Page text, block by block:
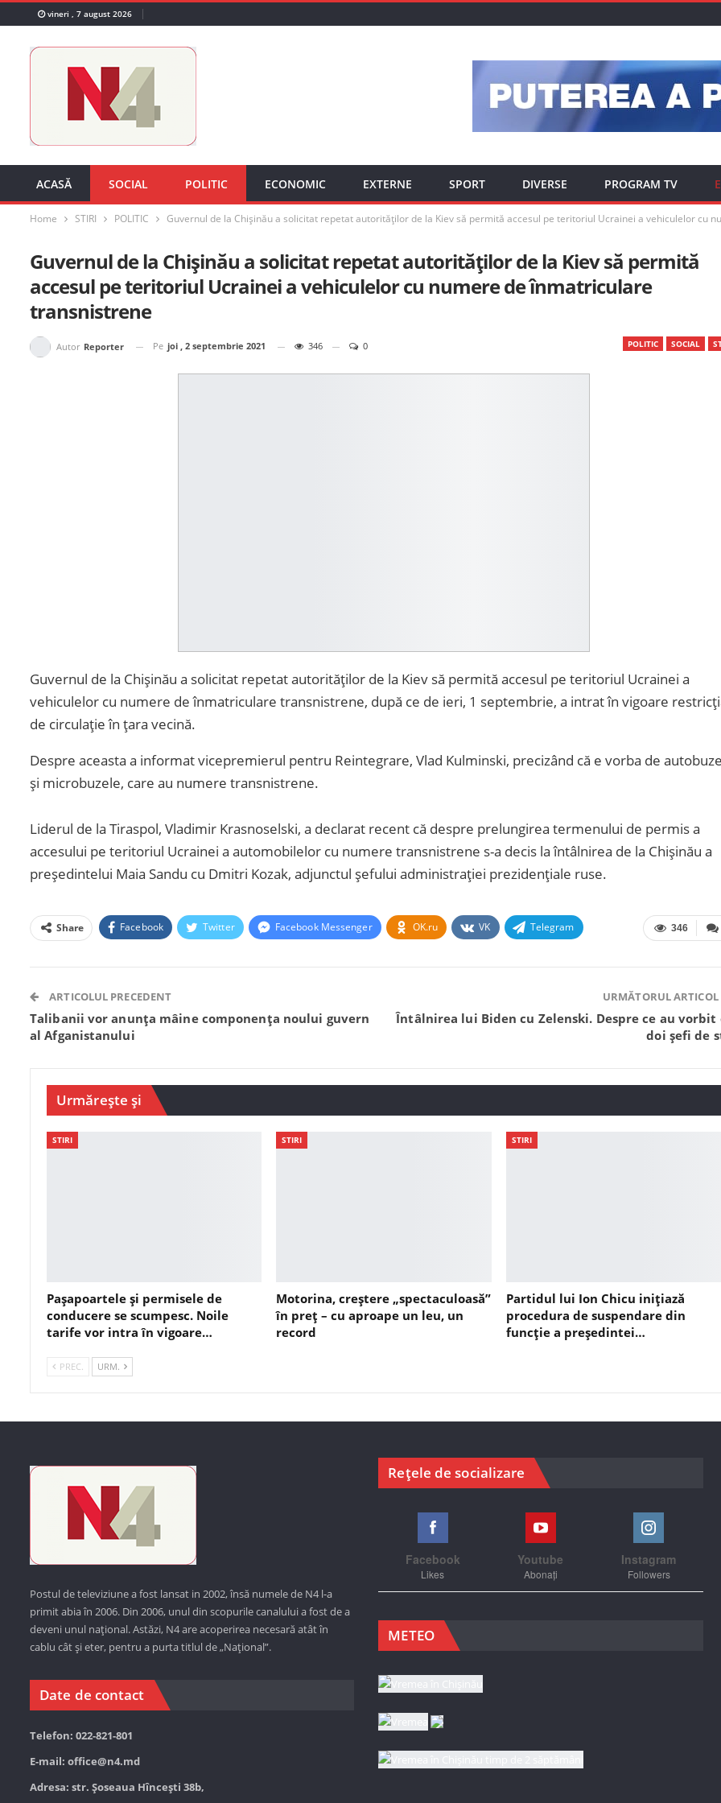
vineri , 7 august 2026
ACASĂ SOCIAL POLITIC ECONOMIC EXTERNE SPORT DIVERSE PROGRAM TV
Home STIRI POLITIC Guvernul de la Chișinău a solicitat repetat autorităților de la Kiev să permită accesul pe teritoriul Ucrainei a vehiculelor cu
Guvernul de la Chișinău a solicitat repetat autorităților de la Kiev să permită
accesul pe teritoriul Ucrainei a vehiculelor cu numere de înmatriculare
transnistrene
POLITIC SOCIAL
Autor Reporter Pe joi , 2 septembrie 2021 346 0
Guvernul de la Chișinău a solicitat repetat autorităților de la Kiev să permită accesul pe teritoriul Ucrainei a
vehiculelor cu numere de înmatriculare transnistrene, după ce de ieri, 1 septembrie, a intrat în vigoare
de circulație în țara vecină.
Despre aceasta a informat vicepremierul pentru Reintegrare, Vlad Kulminski, precizând că e vorba de
și microbuzele, care au numere transnistrene.
Liderul de la Tiraspol, Vladimir Krasnoselski, a declarat recent că despre prelungirea termenului de permis a
accesului pe teritoriul Ucrainei a automobilelor cu numere transnistrene s-a decis la întâlnirea de la Chișinău a
președintelui Maia Sandu cu Dmitri Kozak, adjunctul șefului administrației prezidențiale ruse.
346
Share Facebook Twitter Facebook Messenger OK.ru VK Telegram
ARTICOLUL PRECEDENT
Talibanii vor anunța mâine componența noului guvern
al Afganistanului
URMĂTORUL ARTICOL
Întâlnirea lui Biden cu Zelenski. Despre ce au vorbit
doi șefi de
Urmărește și
STIRI
Pașapoartele și permisele de
conducere se scumpesc. Noile
tarife vor intra în vigoare…
STIRI
Motorina, creștere „spectaculoasă”
în preț – cu aproape un leu, un
record
STIRI
Partidul lui Ion Chicu inițiază
procedura de suspendare din
funcție a președintei…
PREC. URM.
Postul de televiziune a fost lansat in 2002, însă numele de N4 l-a
primit abia în 2006. Din 2006, unul din scopurile canalului a fost de a
deveni unul național. Astăzi, N4 are acoperirea necesară atât în
cablu cât și eter, pentru a purta titlul de „Național”.
Date de contact
Telefon: 022-821-801
E-mail: office@n4.md
Adresa: str. Șoseaua Hînceşti 38b,
Rețele de socializare
Facebook
Likes
Youtube
Abonați
Instagram
Followers
METEO